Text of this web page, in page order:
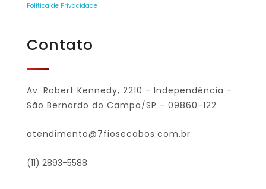
Política de Privacidade
Contato
Av. Robert Kennedy, 2210 - Independência -
São Bernardo do Campo/SP - 09860-122
atendimento@7fiosecabos.com.br
(11) 2893-5588